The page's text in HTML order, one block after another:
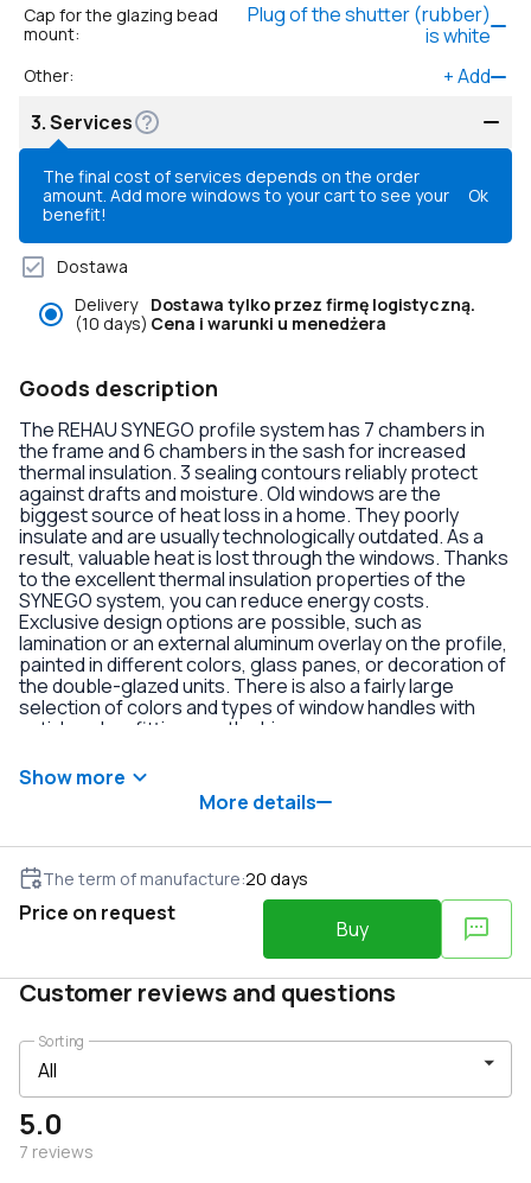
Cap for the glazing bead
mount:
Plug of the shutter (rubber)
is white
Other: +Add
3.Services
The final cost of services depends on the order
amount. Add more windows to your cart to see your
benefit!
Ok
Dostawa
Delivery
(10 days)
Dostawa tylko przez firmę logistyczną.
Cena i warunki u menedżera
Goods description
The REHAU SYNEGO profile system has 7 chambers in
the frame and 6 chambers in the sash for increased
thermal insulation. 3 sealing contours reliably protect
against drafts and moisture. Old windows are the
biggest source of heat loss in a home. They poorly
insulate and are usually technologically outdated. As a
result, valuable heat is lost through the windows. Thanks
to the excellent thermal insulation properties of the
SYNEGO system, you can reduce energy costs.
Exclusive design options are possible, such as
lamination or an external aluminum overlay on the profile,
painted in different colors, glass panes, or decoration of
the double-glazed units. There is also a fairly large
selection of colors and types of window handles with
anti-burglary fittings on the hinges.
Show more
More details
The term of manufacture:20 days
Price on request
Buy
Customer reviews and questions
5.0
7 reviews
Sorting